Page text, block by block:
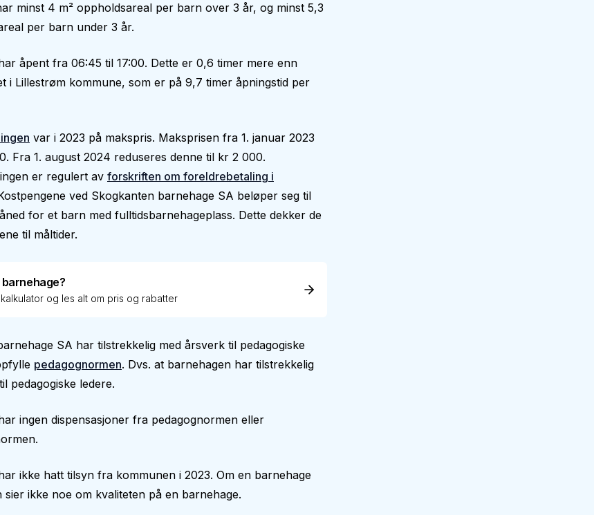
minst 4 m² oppholdsareal per barn over 3 år, og minst 5,3
per barn under 3 år.
åpent fra 06:45 til 17:00. Dette er 0,6 timer mere enn
i Lillestrøm kommune, som er på 9,7 timer åpningstid per
var i 2023 på makspris. Maksprisen fra 1. januar 2023
Fra 1. august 2024 reduseres denne til kr 2 000.
er regulert av forskriften om foreldrebetaling i
ved Skogkanten barnehage SA beløper seg til
for et barn med fulltidsbarnehageplass. Dette dekker de
til måltider.
og les alt om pris og rabatter
SA har tilstrekkelig med årsverk til pedagogiske
pedagognormen. Dvs. at barnehagen har tilstrekkelig
pedagogiske ledere.
ingen dispensasjoner fra pedagognormen eller
ikke hatt tilsyn fra kommunen i 2023. Om en barnehage
sier ikke noe om kvaliteten på en barnehage.